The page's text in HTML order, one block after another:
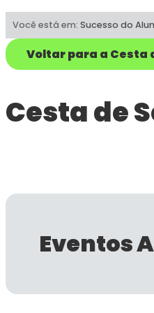
Você está em: Sucesso do
Voltar para a Cesta
Cesta de
Eventos